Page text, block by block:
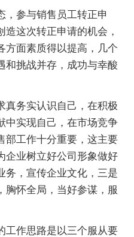
，参与销售员工转正申
这次转正申请的机会，
方面素质得以提高，几个
和挑战并存，成功与幸酸
真务实认识自己，在积极
中实现自己，在市场竞争
部工作十分重要，这主要
企业树立好公司形象做好
务，宣传企业文化，三是
胸怀全局，当好参谋，服
工作思路是以三个服从要